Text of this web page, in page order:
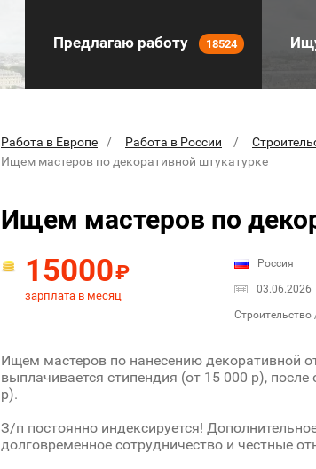
Предлагаю работу 18524
Работа в Европе Работа в России
Ищем мастеров по декоративной штукатурке
Ищем мастеров по
15000₽
зарплата в месяц
Россия
03.06.2026
Строительство
Ищем мастеров по нанесению декоративной
выплачивается стипендия (от 15 000 р),
р).
З/п постоянно индексируется!
долговременное сотрудничество и честные